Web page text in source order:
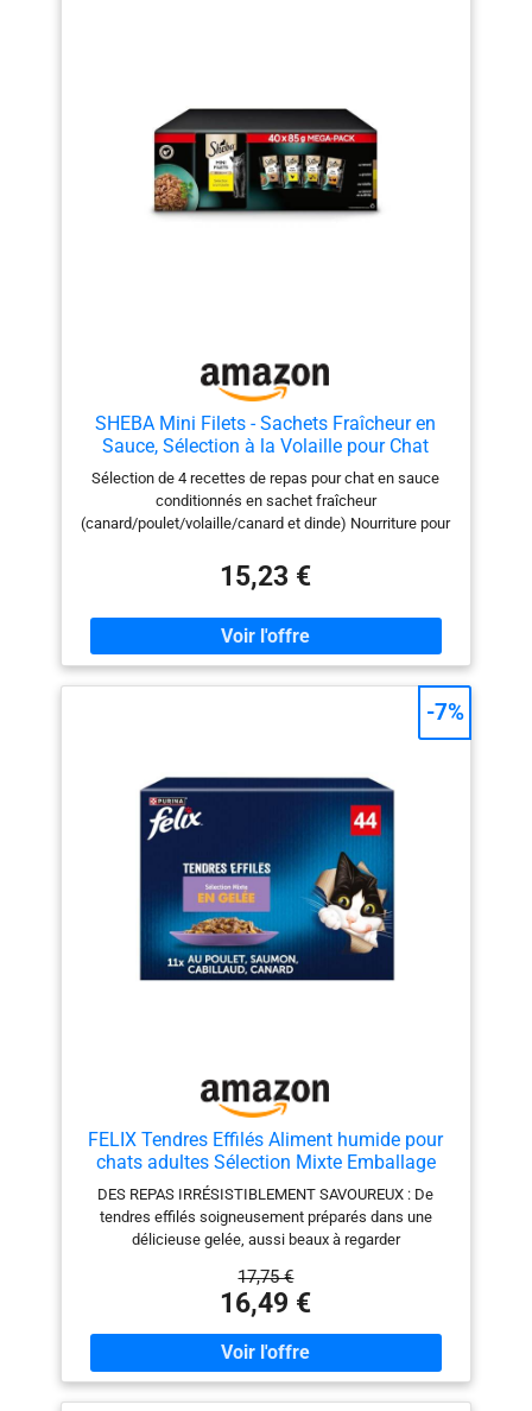
SHEBA Mini Filets - Sachets Fraîcheur en
Sauce, Sélection à la Volaille pour Chat
Adulte - 40x85g
Sélection de 4 recettes de repas pour chat en sauce
conditionnés en sachet fraîcheur
(canard/poulet/volaille/canard et dinde) Nourriture pour
équilibré, adapté aux besoins nutritionnels des chats
adultes Recette élaborée avec des ingrédients naturels
et de qualité sans colorants artificiels, ni conservateurs
Nourriture pour chat mise au point avec nos
vétérinaires du centre WALTHAM (référence mondiale
pour la nutrition des animaux de compagnie) Contenu
15,23 €
FELIX Tendres Effilés Aliment humide pour
chats adultes Sélection Mixte Emballage
économique, 44 sachets faciles à servir,
Morceaux tendres en gelée, 4 délicieuses
saveurs, Aliment complet
DES REPAS IRRÉSISTIBLEMENT SAVOUREUX : De
tendres effilés soigneusement préparés dans une
délicieuse gelée, aussi beaux à regarder
expérience irrésistible à chaque repas. DU PLAISIR
TOUS LES JOURS : Felix Tendres Effilés apporte une
véritable diversité de saveurs et de textures pour rendre
chaque moment d’alimentation encore plus plaisant,
jour après jour. DE LA VARIÉTÉ À CHAQUE REPAS :
Cette Sélection Mixte propose 4 délicieuses saveurs
17,75 €
16,49 €
-7%